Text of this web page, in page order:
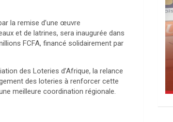
la remise d’une œuvre
et de latrines, sera inaugurée dans
FCFA, financé solidairement par
des Loteries d’Afrique, la relance
des loteries à renforcer cette
meilleure coordination régionale.